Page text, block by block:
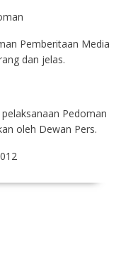
Pemberitaan Media
dan jelas.
Pedoman
oleh Dewan Pers.